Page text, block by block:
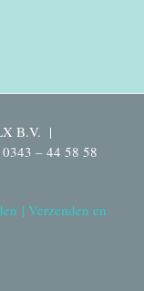
B.V. |
– 44 58 58
| Verzenden en